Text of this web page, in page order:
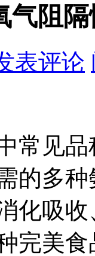
气阻
表评论
常见
的多
化吸
完美